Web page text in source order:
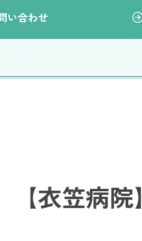
い合わせ
【衣笠病院】